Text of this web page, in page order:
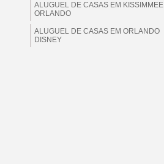
ALUGUEL DE CASAS EM KISSIMMEE
ORLANDO
ALUGUEL DE CASAS EM ORLANDO
DISNEY